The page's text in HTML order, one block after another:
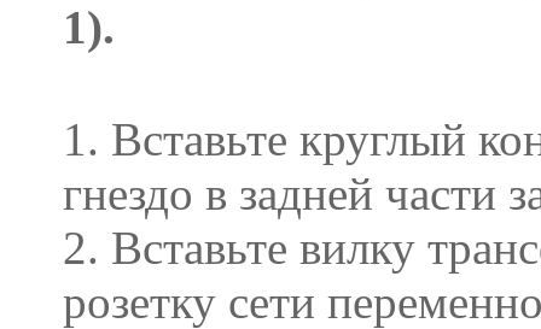
1).
1. Вставьте круглый
гнездо в задней части
2. Вставьте вилку
розетку сети